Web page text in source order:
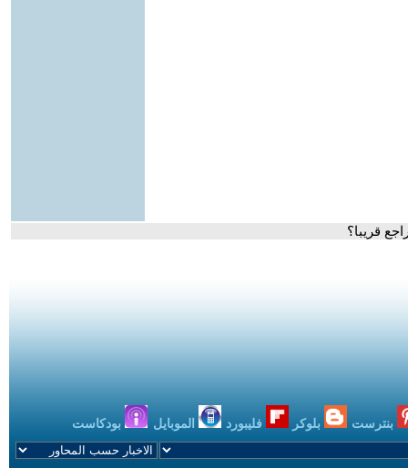
قريبا؟
بنترست بلوكر فليبورد الموبايل بودكاست